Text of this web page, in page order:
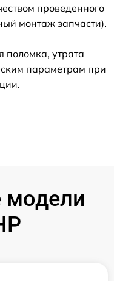
проведенного
монтаж запчасти).
утрата
параметрам при
модели